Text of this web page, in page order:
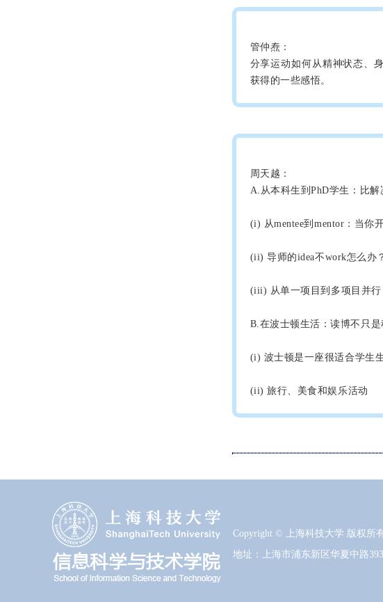
管仲焘：
分享运动如何从精神状态、
获得的一些感悟。
周天越：
A.从本科生到PhD学生：比
(i) 从mentee到mentor：当你
(ii) 导师的idea不work怎么办
(iii) 从单一项目到多项目并
B.在波士顿生活：读博不只是
(i) 波士顿是一座很适合学生
(ii) 旅行、美食和娱乐活动
Copyright © 上海科技大学 版权所
地址：上海市浦东新区华夏中路